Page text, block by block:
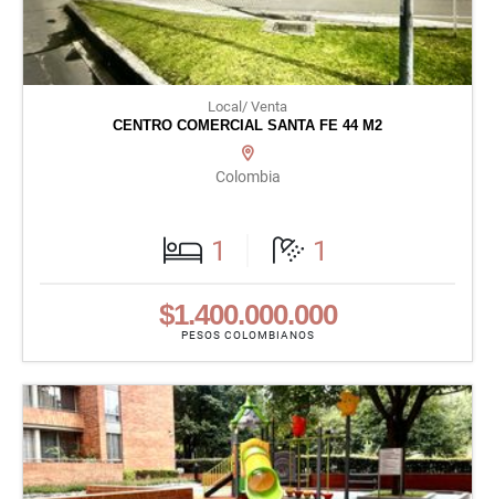
Local/ Venta
CENTRO COMERCIAL SANTA FE 44 M2
Colombia
1 1
$1.400.000.000
PESOS COLOMBIANOS